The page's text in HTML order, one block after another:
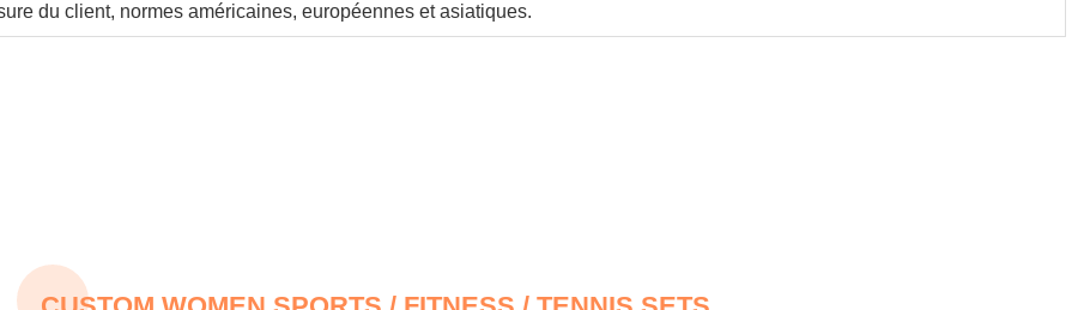
du client, normes américaines, européennes et asiatiques.